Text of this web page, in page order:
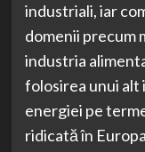
industriali, iar
domenii precum
industria
folosirea unui
energiei pe
ridicată în